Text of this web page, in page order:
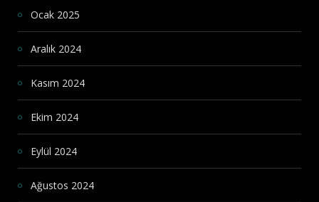
Ocak 2025
Aralık 2024
Kasım 2024
Ekim 2024
Eylül 2024
Ağustos 2024